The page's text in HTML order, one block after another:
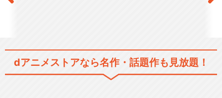
TVアニメ「Fate/stay night
[…
dアニメストアなら名作・話題作も見放題！